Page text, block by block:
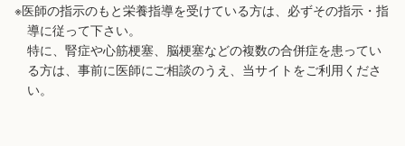
※医師の指示のもと栄養指導を受けている方は、必ずその指示・指
導に従って下さい。
特に、腎症や心筋梗塞、脳梗塞などの複数の合併症を患ってい
る方は、事前に医師にご相談のうえ、当サイトをご利用くださ
い。